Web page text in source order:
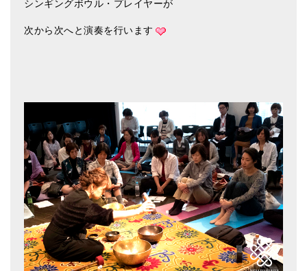
シンギングボウル・プレイヤーが
次から次へと演奏を行います